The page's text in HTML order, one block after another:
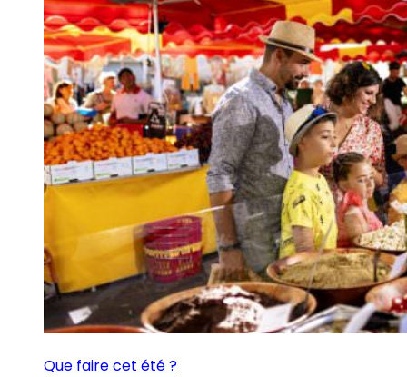
Que faire cet été ?